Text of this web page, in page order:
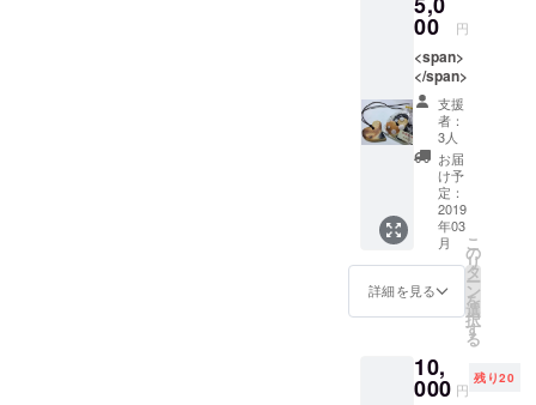
00 円
<span>
</span>
支援
者：
3人
お届
け予
定：
2019
年03
月
詳細を見る
こ
の
リ
タ
ー
ン
を
選
択
す
る
10,
000 円
残り20